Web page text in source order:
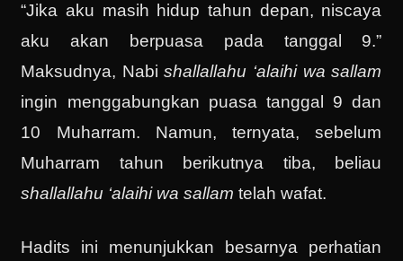
“Jika aku masih hidup tahun depan, niscaya
aku akan berpuasa pada tanggal 9.”
Maksudnya, Nabishallallahu ‘alaihi wa sallam
ingin menggabungkan puasa tanggal 9 dan
10 Muharram. Namun, ternyata, sebelum
Muharram tahun berikutnya tiba, beliau
shallallahu ‘alaihi wa sallam telah wafat.
Hadits ini menunjukkan besarnya perhatian